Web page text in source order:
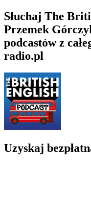
Słuchaj The
Przemek
podcastów z
radio.pl
Uzyskaj